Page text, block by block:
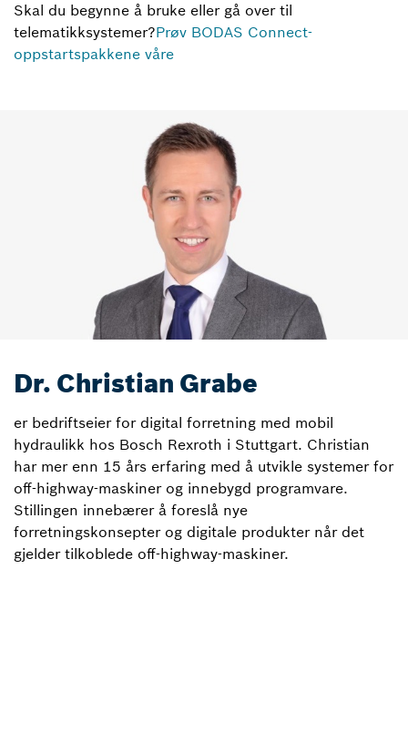
Skal du begynne å bruke eller gå over til
telematikksystemer?Prøv BODAS Connect-
oppstartspakkene våre
Dr. Christian Grabe
er bedriftseier for digital forretning med mobil
hydraulikk hos Bosch Rexroth i Stuttgart. Christian
har mer enn 15 års erfaring med å utvikle systemer for
off-highway-maskiner og innebygd programvare.
Stillingen innebærer å foreslå nye
forretningskonsepter og digitale produkter når det
gjelder tilkoblede off-highway-maskiner.